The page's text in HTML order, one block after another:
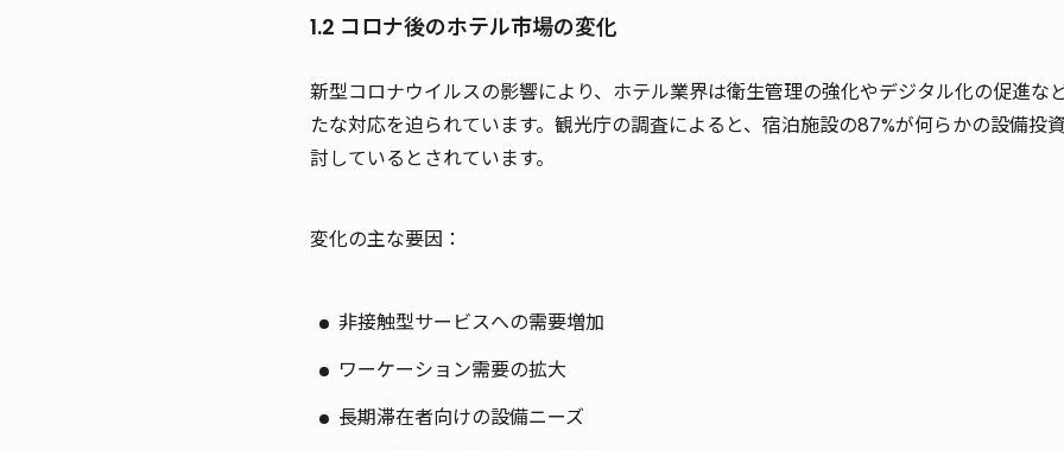
1.2 コロナ後のホテル市場の変化
新型コロナウイルスの影響により、ホテル業界は衛生管理の強化やデジタル化の促進な
たな対応を迫られています。観光庁の調査によると、宿泊施設の87%が何らかの設備投
討しているとされています。
変化の主な要因：
非接触型サービスへの需要増加
ワーケーション需要の拡大
長期滞在者向けの設備ニーズ